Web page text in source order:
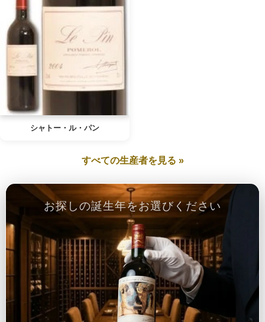
シャトー・ル・パン
すべての生産者を見る »
お探しの誕生年をお選びください